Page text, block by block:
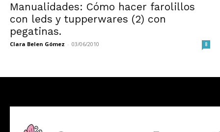
Manualidades: Cómo hacer farolillos
con leds y tupperwares (2) con
pegatinas.
Clara Belen Gómez - 03/06/2010 8